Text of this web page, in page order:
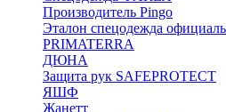
Производитель Pingo
Эталон спецодежда
PRIMATERRA
ДЮНА
Защита рук SAFEPROTECT
ЯШФ
Жанетт